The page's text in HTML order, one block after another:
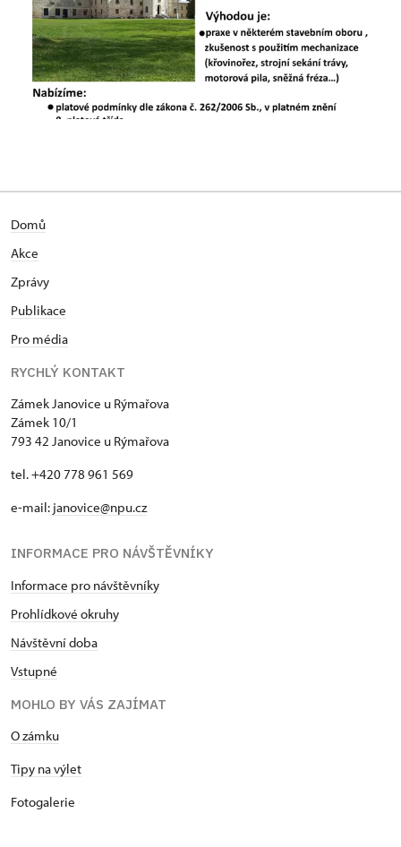
Domů
Akce
Zprávy
Publikace
Pro média
RYCHLÝ KONTAKT
Zámek Janovice u Rýmařova
Zámek 10/1
793 42 Janovice u Rýmařova
tel. +420 778 961 569
e-mail: janovice@npu.cz
INFORMACE PRO NÁVŠTĚVNÍKY
Informace pro návštěvníky
Prohlídkové okruhy
Návštěvní doba
Vstupné
MOHLO BY VÁS ZAJÍMAT
O zámku
Tipy na výlet
Fotogalerie